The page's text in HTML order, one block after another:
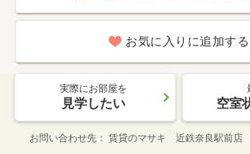
お気に入りに追加する
実際にお部屋を
見学したい 空室
お問い合わせ先 賃貸のマサキ 近鉄奈良駅前店